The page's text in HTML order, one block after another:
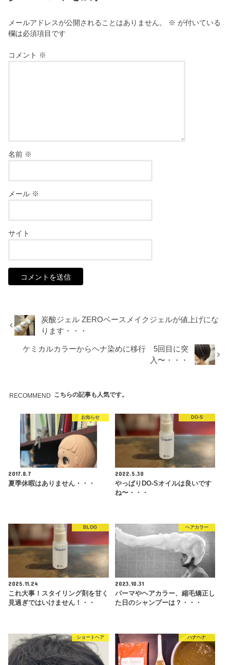
メールアドレスが公開されることはありません。 ※ が付いている
欄は必須項目です
コメント ※
名前 ※
メール ※
サイト
炭酸ジェル ZEROベースメイクジェルが値上げにな
ります・・・
ケミカルカラーからヘナ染めに移行 5回目に突
入〜・・・
RECOMMEND こちらの記事も人気です。
お知らせ
2017.8.7
夏季休暇はありません・・・
DO-S
2022.5.30
やっぱりDO-Sオイルは良いです
ね〜・・・
BLOG
2025.11.24
これ大事！スタイリング剤を甘く
見過ぎではいけません！・・
ヘアカラー
2023.10.31
パーマやヘアカラー、縮毛矯正し
た日のシャンプーは？・・・
ショートヘア ハナヘナ